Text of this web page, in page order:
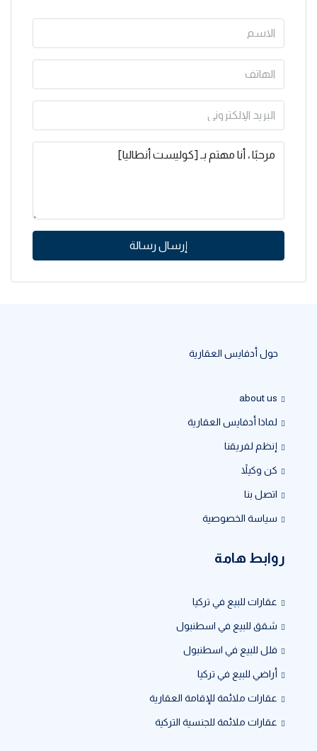
إرسال رسالة
حول أدفايس العقارية
about us
لماذا أدفايس العقارية
إنظم لفريقنا
كن وكيلاً
اتصل بنا
سياسة الخصوصية
روابط هامة
عقارات للبيع في تركيا
شقق للبيع في اسطنبول
فلل للبيع في اسطنبول
أراضي للبيع في تركيا
عقارات ملائمة للإقامة العقارية
عقارات ملائمة للجنسية التركية